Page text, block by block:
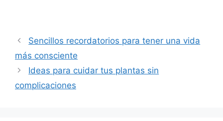
Sencillos recordatorios para tener una vida
más consciente
Ideas para cuidar tus plantas sin
complicaciones